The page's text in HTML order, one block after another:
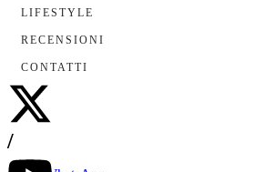
LIFESTYLE
RECENSIONI
CONTATTI
/